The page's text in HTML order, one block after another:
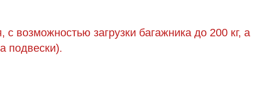
возможностью загрузки багажника до 200 кг, а
подвески).